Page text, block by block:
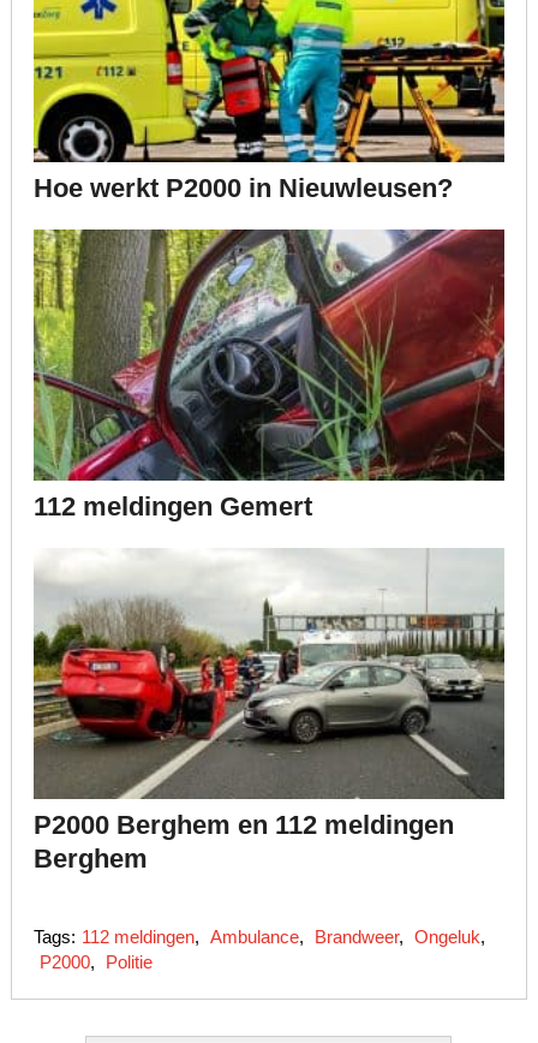
Hoe werkt P2000 in Nieuwleusen?
112 meldingen Gemert
P2000 Berghem en 112 meldingen
Berghem
Tags: 112 meldingen, Ambulance, Brandweer, Ongeluk,
P2000, Politie